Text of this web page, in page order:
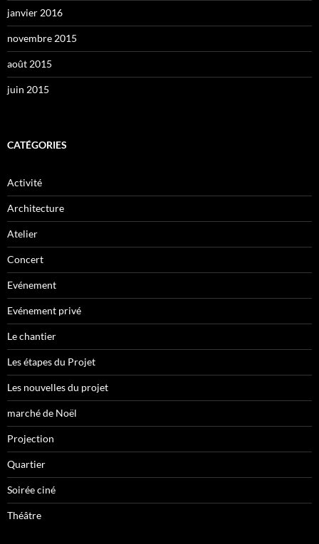
janvier 2016
novembre 2015
août 2015
juin 2015
CATÉGORIES
Activité
Architecture
Atelier
Concert
Evénement
Evénement privé
Le chantier
Les étapes du Projet
Les nouvelles du projet
marché de Noël
Projection
Quartier
Soirée ciné
Théâtre